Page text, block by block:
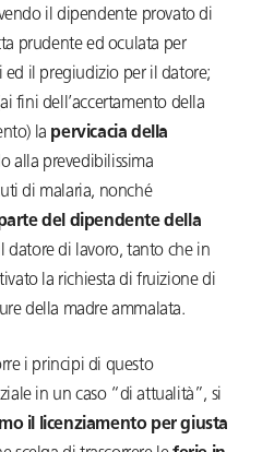
il dipendente provato di
prudente ed oculata per
ed il pregiudizio per il datore;
fini dell’accertamento della
la pervicacia della
alla prevedibilissima
di malaria, nonché
del dipendente della
datore di lavoro, tanto che in
la richiesta di fruizione di
della madre ammalata.
i principi di questo
in un caso “di attualità”, si
il licenziamento per giusta